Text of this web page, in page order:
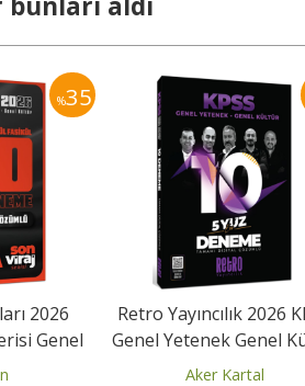
%35
2026
Genel
Retro Yayıncılık 2026
Genel Yetenek Genel
5Yüz 10 Deneme...
Aker Kartal